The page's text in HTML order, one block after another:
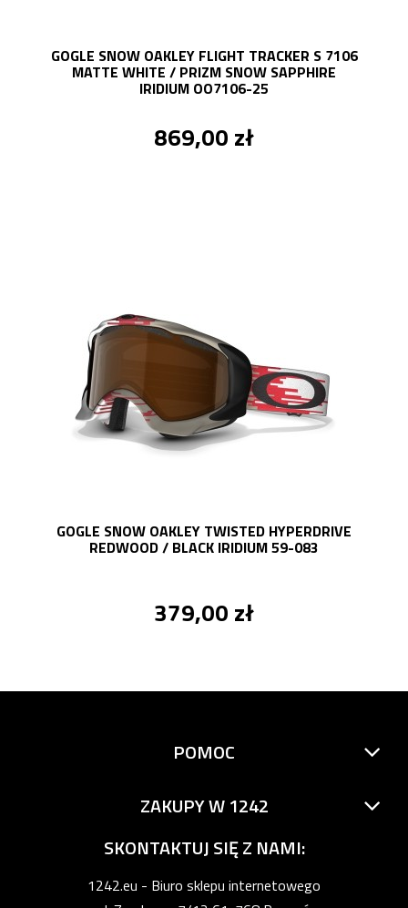
GOGLE SNOW OAKLEY FLIGHT TRACKER S 7106
MATTE WHITE / PRIZM SNOW SAPPHIRE
IRIDIUM OO7106-25
869,00 zł
GOGLE SNOW OAKLEY TWISTED HYPERDRIVE
REDWOOD / BLACK IRIDIUM 59-083
379,00 zł
POMOC
ZAKUPY W 1242
SKONTAKTUJ SIĘ Z NAMI:
1242.eu - Biuro sklepu internetowego